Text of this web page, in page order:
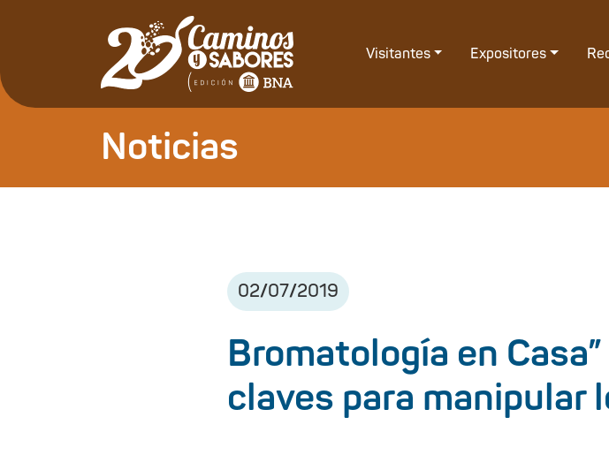
Visitantes Expositores
Noticias
02/07/2019
Bromatología en
claves para manipular